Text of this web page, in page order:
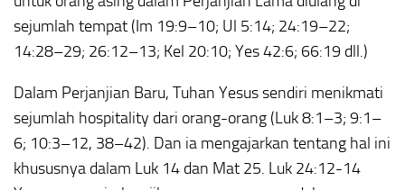
sejumlah tempat (Im 19:9–10; Ul 5:14; 24:19–22;
14:28–29; 26:12–13; Kel 20:10; Yes 42:6; 66:19 dll.)
Dalam Perjanjian Baru, Tuhan Yesus sendiri menikmati
sejumlah hospitality dari orang-orang (Luk 8:1–3; 9:1–
6; 10:3–12, 38–42). Dan ia mengajarkan tentang hal ini
khususnya dalam Luk 14 dan Mat 25. Luk 24:12-14